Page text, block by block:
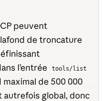
peuvent
de troncature
l’entrée tools/list
maximal de 500 000
autrefois global, donc